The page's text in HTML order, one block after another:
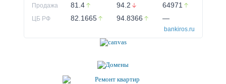
Продажа 81.4 94.2 64971
ЦБ РФ 82.1665 94.8366 —
bankiros.ru